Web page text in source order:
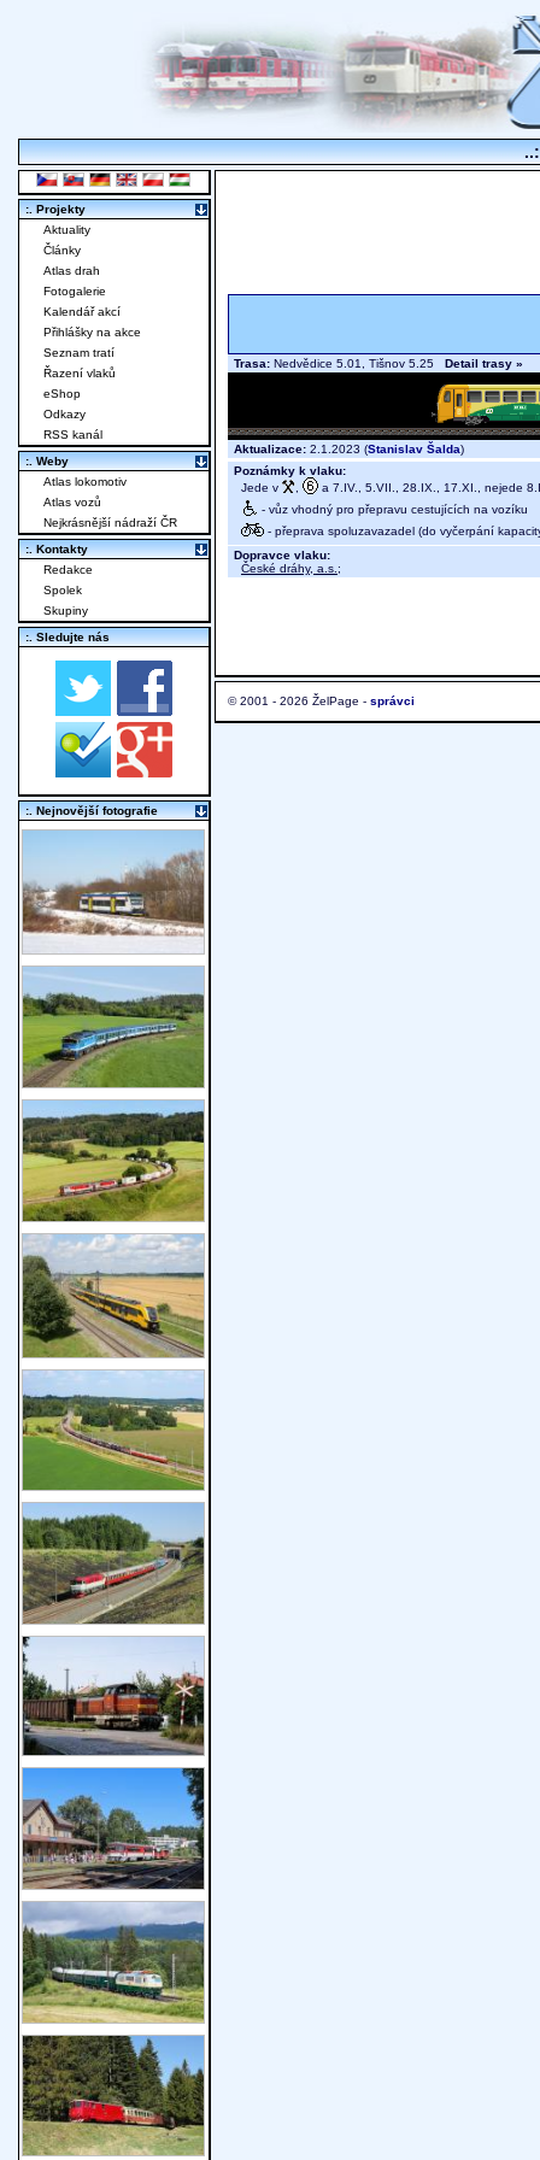
Trasa: Nedvědice 5.01, Tišnov 5.25 Detail trasy »
Aktualizace: 2.1.2023 (Stanislav Šalda)
Poznámky k vlaku:
Jede v
a 7.IV., 5.VII., 28.IX., 17.XI., nejede
- vůz vhodný pro přepravu cestujících na vozíku
- přeprava spoluzavazadel (do vyčerpání
Dopravce vlaku:
České dráhy, a.s. ;
© 2001 - 2026 ŽelPage - správci
:. Projekty
Aktuality
Články
Atlas drah
Fotogalerie
Kalendář akcí
Přihlášky na akce
Seznam tratí
Řazení vlaků
eShop
Odkazy
RSS kanál
:. Weby
Atlas lokomotiv
Atlas vozů
Nejkrásnější nádraží ČR
:. Kontakty
Redakce
Spolek
Skupiny
:. Sledujte nás
:. Nejnovější fotografie